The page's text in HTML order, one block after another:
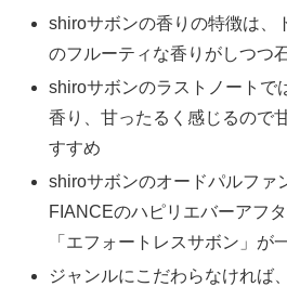
shiroサボンの香りの特徴は、
のフルーティな香りがしつつ
shiroサボンのラストノートで
香り、甘ったるく感じるので
すすめ
shiroサボンのオードパルファ
FIANCEのハピリエバーアフ
「エフォートレスサボン」が
ジャンルにこだわらなければ